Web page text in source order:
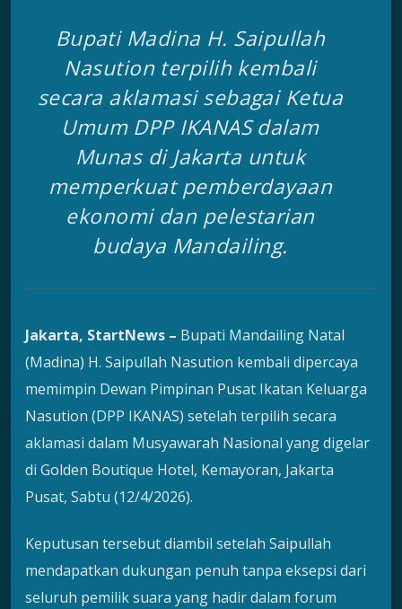
Bupati Madina H. Saipullah
Nasution terpilih kembali
secara aklamasi sebagai Ketua
Umum DPP IKANAS dalam
Munas di Jakarta untuk
memperkuat pemberdayaan
ekonomi dan pelestarian
budaya Mandailing.
Jakarta, StartNews – Bupati Mandailing Natal
(Madina) H. Saipullah Nasution kembali dipercaya
memimpin Dewan Pimpinan Pusat Ikatan Keluarga
Nasution (DPP IKANAS) setelah terpilih secara
aklamasi dalam Musyawarah Nasional yang digelar
di Golden Boutique Hotel, Kemayoran, Jakarta
Pusat, Sabtu (12/4/2026).
Keputusan tersebut diambil setelah Saipullah
mendapatkan dukungan penuh tanpa eksepsi dari
seluruh pemilik suara yang hadir dalam forum